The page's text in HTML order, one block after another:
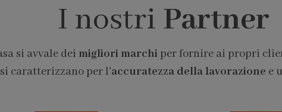
I nostri Partner
si avvale dei migliori marchiper fornire ai propri
caratterizzano per l'accuratezza della lavorazione e